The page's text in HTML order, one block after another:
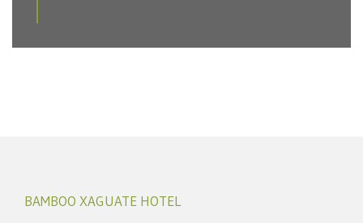
BAMBOO XAGUATE HOTEL